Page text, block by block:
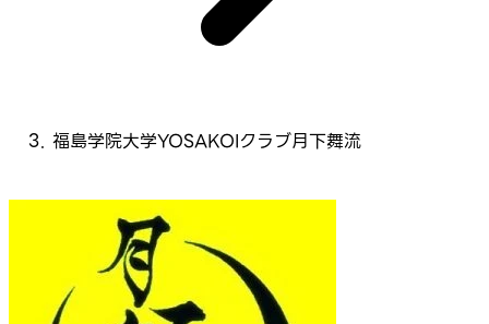
福島学院大学YOSAKOIクラブ月下舞流